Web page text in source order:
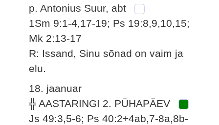
p. Antonius Suur, abt
1Sm 9:1-4,17-19; Ps 19:8,9,10,15;
Mk 2:13-17
R: Issand, Sinu sõnad on vaim ja
elu.
18. jaanuar
╬ AASTARINGI 2. PÜHAPÄEV
Js 49:3,5-6; Ps 40:2+4ab,7-8a,8b-